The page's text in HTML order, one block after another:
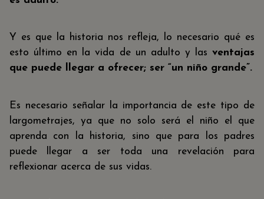
Y es que la historia nos refleja, lo necesario qué es
esto último en la vida de un adulto y las ventajas
que puede llegar a ofrecer; ser “un niño grande”.
Es necesario señalar la importancia de este tipo de
largometrajes, ya que no solo será el niño el que
aprenda con la historia, sino que para los padres
puede llegar a ser toda una revelación para
reflexionar acerca de sus vidas.